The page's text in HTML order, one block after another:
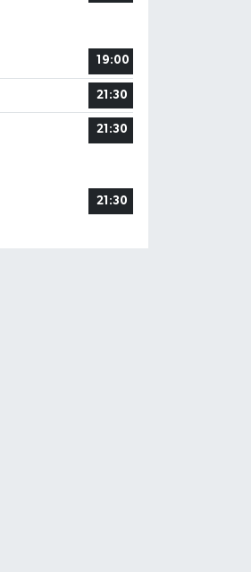
19:00
21:30
21:30
21:30